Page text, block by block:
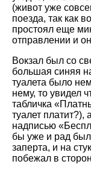
(живот уже
поезда, так как
простоял еще
отправлении и
Вокзал был со
большая синяя
туалета было
нему, то увидел
табличка
туалет платит?),
надписью
бы уже и рад был
заперта, и на
побежал в